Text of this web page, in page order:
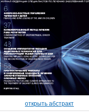
открыть абстракт